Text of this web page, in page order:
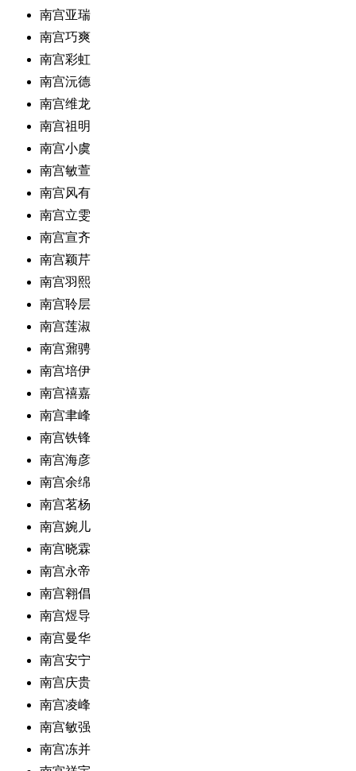
南宫亚瑞
南宫巧爽
南宫彩虹
南宫沅德
南宫维龙
南宫祖明
南宫小虞
南宫敏萱
南宫风有
南宫立雯
南宫宣齐
南宫颖芹
南宫羽熙
南宫聆层
南宫莲淑
南宫鼐骋
南宫培伊
南宫禧嘉
南宫聿峰
南宫铁锋
南宫海彦
南宫余绵
南宫茗杨
南宫婉儿
南宫晓霖
南宫永帝
南宫翱倡
南宫煜导
南宫曼华
南宫安宁
南宫庆贵
南宫凌峰
南宫敏强
南宫冻并